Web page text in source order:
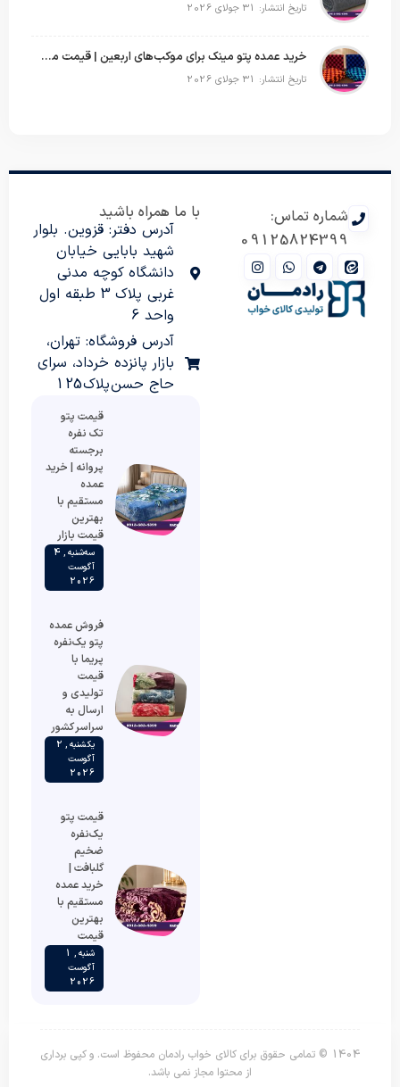
تاریخ انتشار: 31 جولای 2026
خرید عمده پتو مینک برای موکب‌های اربعین | قیمت مناسب و ارسال سریع
تاریخ انتشار: 31 جولای 2026
شماره تماس:
09125824399
با ما همراه باشید
آدرس دفتر: قزوین. بلوار
شهید بابایی خیابان
دانشگاه کوچه مدنی
غربی پلاک 3 طبقه اول
واحد 6
آدرس فروشگاه: تهران،
بازار پانزده خرداد، سرای
حاج حسن پلاک 125
قیمت پتو
تک نفره
برجسته
پروانه | خرید
عمده
مستقیم با
بهترین
قیمت بازار
سه‌شنبه , 4
آگوست
2026
فروش عمده
پتو یک‌نفره
پریما با
قیمت
تولیدی و
ارسال به
سراسر کشور
یکشنبه , 2
آگوست
2026
قیمت پتو
یک‌نفره
ضخیم
گلبافت |
خرید عمده
مستقیم با
بهترین
قیمت
شنبه , 1
آگوست
2026
1404 © تمامی حقوق برای کالای خواب رادمان محفوظ است. و کپی برداری
از محتوا مجاز نمی باشد.